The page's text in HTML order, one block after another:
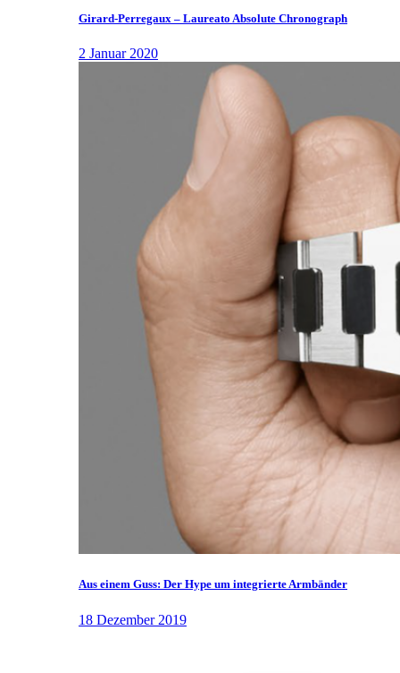
Girard-Perregaux – Laureato Absolute Chronograph
2 Januar 2020
Aus einem Guss: Der Hype um integrierte Armbänder
18 Dezember 2019